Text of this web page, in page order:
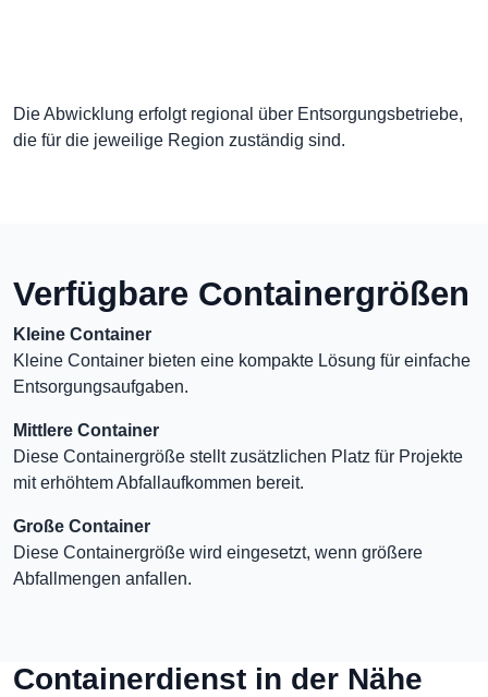
Die Abwicklung erfolgt regional über Entsorgungsbetriebe,
die für die jeweilige Region zuständig sind.
Verfügbare Containergrößen
Kleine Container
Kleine Container bieten eine kompakte Lösung für einfache
Entsorgungsaufgaben.
Mittlere Container
Diese Containergröße stellt zusätzlichen Platz für Projekte
mit erhöhtem Abfallaufkommen bereit.
Große Container
Diese Containergröße wird eingesetzt, wenn größere
Abfallmengen anfallen.
Containerdienst in der Nähe